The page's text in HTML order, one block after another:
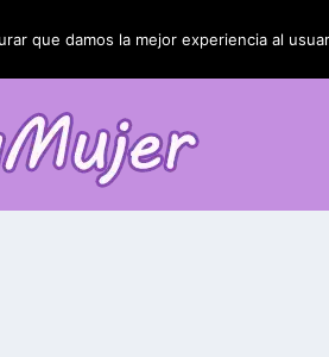
y sus resultados
que damos la mejor experiencia al